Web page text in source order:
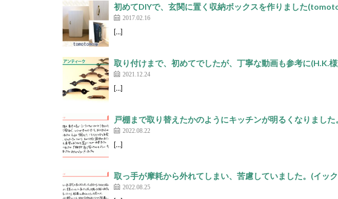
初めてDIYで、玄関に置く収納ボックスを作りました
2017.02.16
[…]
取り付けまで、初めてでしたが、丁寧な動画も参考に(H.K.
2021.12.24
[…]
戸棚まで取り替えたかのようにキッチンが明るくなりました
2022.08.22
[…]
取っ手が摩耗から外れてしまい、苦慮していました。(イッ
2022.08.25